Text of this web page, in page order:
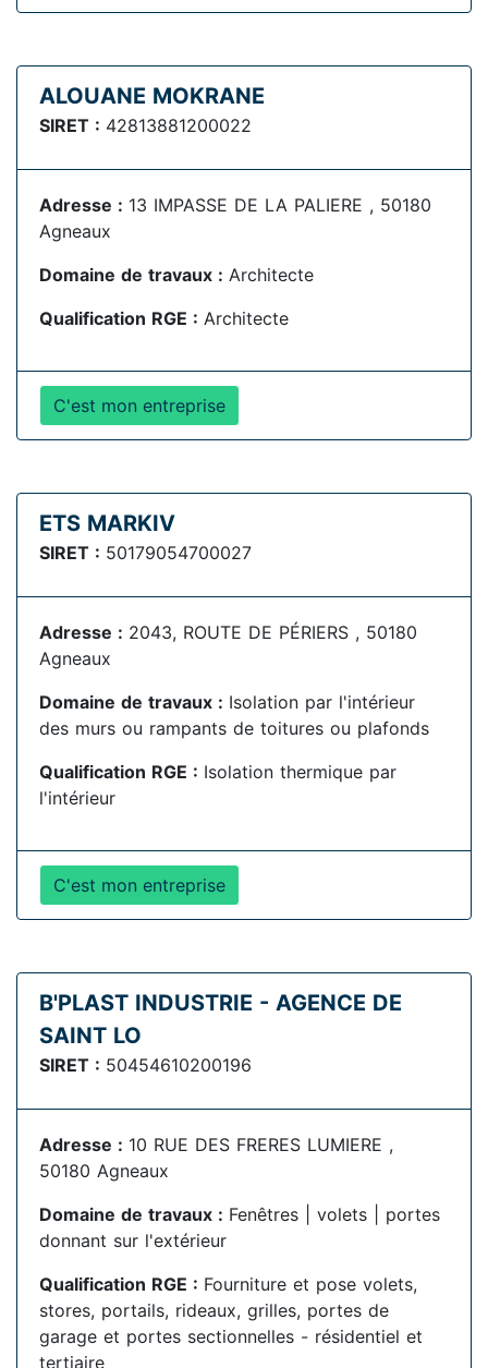
ALOUANE MOKRANE
SIRET : 42813881200022
Adresse : 13 IMPASSE DE LA PALIERE , 50180
Agneaux
Domaine de travaux : Architecte
Qualification RGE : Architecte
C'est mon entreprise
ETS MARKIV
SIRET : 50179054700027
Adresse : 2043, ROUTE DE PÉRIERS , 50180
Agneaux
Domaine de travaux : Isolation par l'intérieur
des murs ou rampants de toitures ou plafonds
Qualification RGE : Isolation thermique par
l'intérieur
C'est mon entreprise
B'PLAST INDUSTRIE - AGENCE DE
SAINT LO
SIRET : 50454610200196
Adresse : 10 RUE DES FRERES LUMIERE ,
50180 Agneaux
Domaine de travaux : Fenêtres | volets | portes
donnant sur l'extérieur
Qualification RGE : Fourniture et pose volets,
stores, portails, rideaux, grilles, portes de
garage et portes sectionnelles - résidentiel et
tertiaire